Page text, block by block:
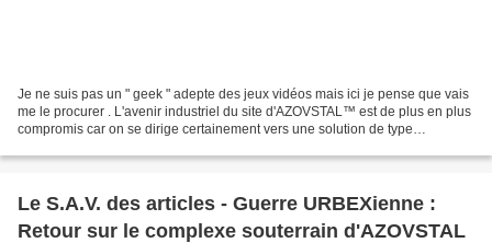
Je ne suis pas un " geek " adepte des jeux vidéos mais ici je pense que vais
me le procurer . L'avenir industriel du site d'AZOVSTAL™ est de plus en plus
compromis car on se dirige certainement vers une solution de type
Le S.A.V. des articles - Guerre URBEXienne :
Retour sur le complexe souterrain d'AZOVSTAL